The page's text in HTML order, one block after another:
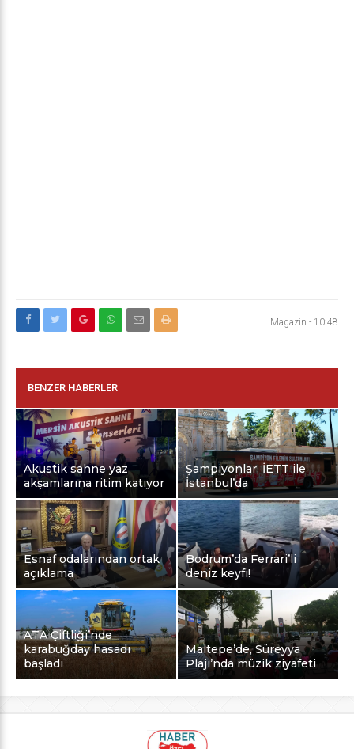
Magazin - 10:48
BENZER HABERLER
Akustik sahne yaz
akşamlarına ritim katıyor
Şampiyonlar, İETT ile
İstanbul’da
Esnaf odalarından ortak
açıklama
Bodrum’da Ferrari’li
deniz keyfi!
ATA Çiftliği’nde
karabuğday hasadı
başladı
Maltepe’de, Süreyya
Plajı’nda müzik ziyafeti